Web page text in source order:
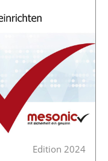
Edition 2024